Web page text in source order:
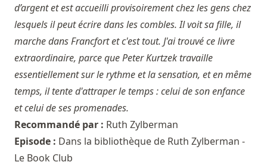
d’argent et est accueilli provisoirement chez les gens chez
lesquels il peut écrire dans les combles. Il voit sa fille, il
marche dans Francfort et c'est tout. J'ai trouvé ce livre
extraordinaire, parce que Peter Kurtzek travaille
essentiellement sur le rythme et la sensation, et en même
temps, il tente d'attraper le temps : celui de son enfance
et celui de ses promenades.
Recommandé par : Ruth Zylberman
Episode : Dans la bibliothèque de Ruth Zylberman -
Le Book Club